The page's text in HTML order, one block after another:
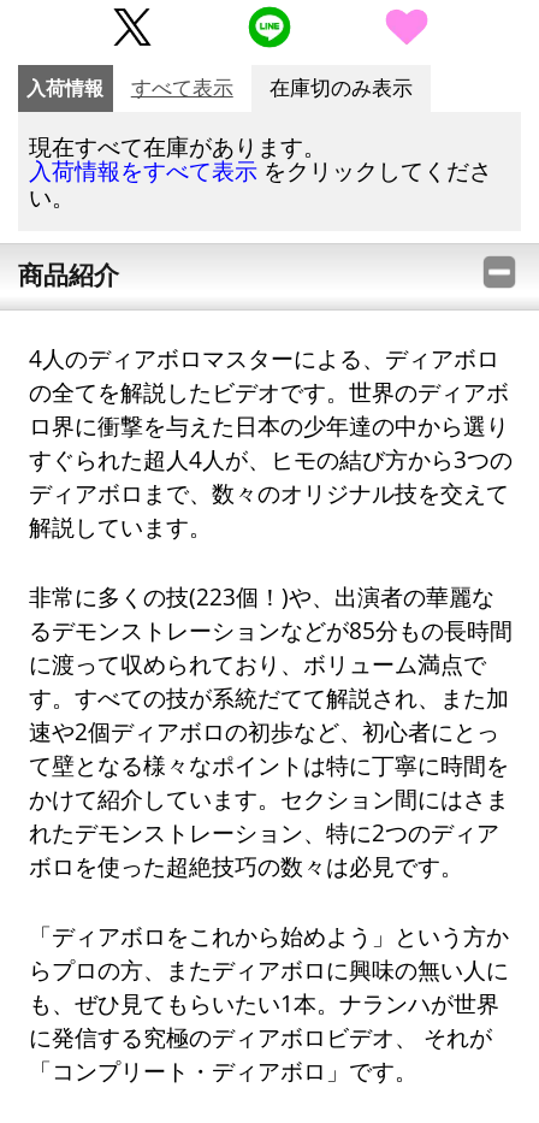
入荷情報 すべて表示 在庫切のみ表示
現在すべて在庫があります。
入荷情報をすべて表示 をクリックしてくださ
い。
商品紹介
4人のディアボロマスターによる、ディアボロ
の全てを解説したビデオです。世界のディアボ
ロ界に衝撃を与えた日本の少年達の中から選り
すぐられた超人4人が、ヒモの結び方から3つの
ディアボロまで、数々のオリジナル技を交えて
解説しています。
非常に多くの技(223個！)や、出演者の華麗な
るデモンストレーションなどが85分もの長時間
に渡って収められており、ボリューム満点で
す。すべての技が系統だてて解説され、また加
速や2個ディアボロの初歩など、初心者にとっ
て壁となる様々なポイントは特に丁寧に時間を
かけて紹介しています。セクション間にはさま
れたデモンストレーション、特に2つのディア
ボロを使った超絶技巧の数々は必見です。
「ディアボロをこれから始めよう」という方か
らプロの方、またディアボロに興味の無い人に
も、ぜひ見てもらいたい1本。ナランハが世界
に発信する究極のディアボロビデオ、 それが
「コンプリート・ディアボロ」です。